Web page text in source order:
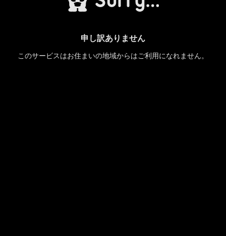
申し訳ありません
このサービスはお住まいの地域からはご利用になれません。